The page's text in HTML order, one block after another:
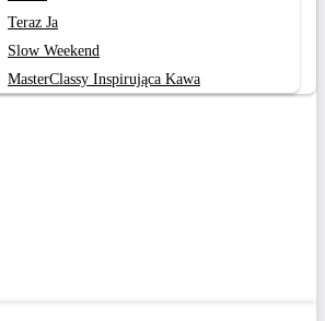
Teraz Ja
Slow Weekend
MasterClassy Inspirująca Kawa